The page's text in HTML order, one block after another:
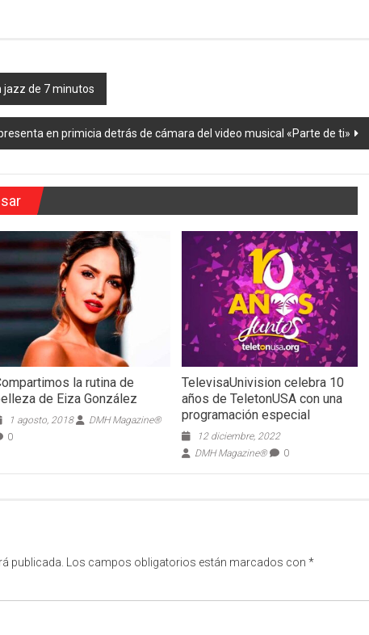
jazz de 7 minutos
en primicia detrás de cámara del video musical «Parte de ti»
la rutina de
de Eiza González
1 agosto, 2018
DMH Magazine®
0
TelevisaUnivision celebra 10
años de TeletonUSA con una
programación especial
12 diciembre, 2022
DMH Magazine®
0
publicada. Los campos obligatorios están marcados con *